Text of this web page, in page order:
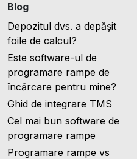
Blog
Depozitul dvs. a depășit
foile de calcul?
Este software-ul de
programare rampe de
încărcare pentru mine?
Ghid de integrare TMS
Cel mai bun software de
programare rampe
Programare rampe vs